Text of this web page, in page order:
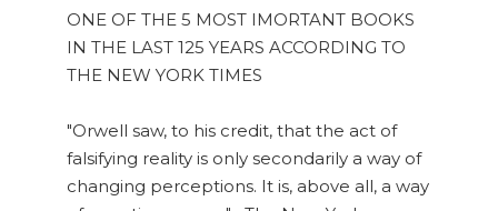
ONE OF THE 5 MOST IMORTANT BOOKS
IN THE LAST 125 YEARS ACCORDING TO
THE NEW YORK TIMES
"Orwell saw, to his credit, that the act of
falsifying reality is only secondarily a way of
changing perceptions. It is, above all, a way